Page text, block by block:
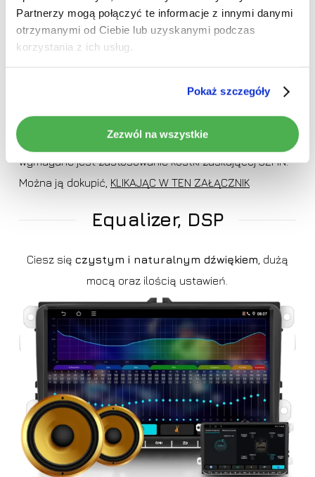
Partnerzy mogą połączyć te informacje z innymi danymi
otrzymanymi od Ciebie lub uzyskanymi podczas
korzystania z ich usług.
Pokaż szczegóły
Zezwól na wszystkie
UWAGA!
na fabrycznym wyposażeniu samochodu! (niezbędny
dodatkowy adapter)
>
W niektórych samochodach od roku 2015 wzwyż
wymagane jest zastosowanie kostki zasilającej 52PIN.
Można ją dokupić, KLIKAJĄC W TEN ZAŁĄCZNIK
Equalizer, DSP
Ciesz się czystym i naturalnym dźwiękiem , dużą
mocą oraz ilością ustawień.